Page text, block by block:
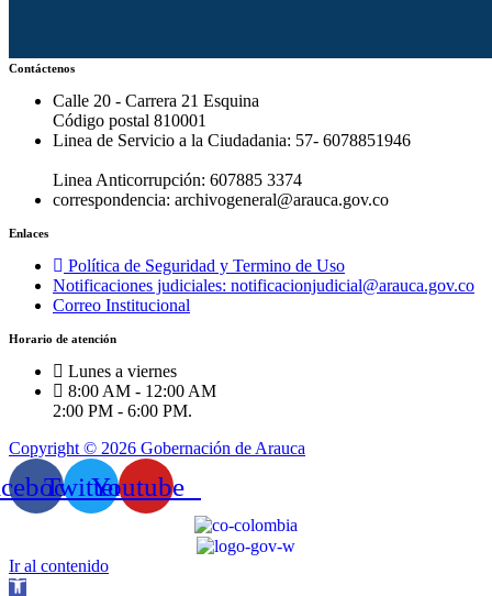
Contáctenos
Calle 20 - Carrera 21 Esquina
Código postal 810001
Linea de Servicio a la Ciudadania: 57- 6078851946
Linea Anticorrupción: 607885 3374
correspondencia: archivogeneral@arauca.gov.co
Enlaces
Política de Seguridad y Termino de Uso
Notificaciones judiciales: notificacionjudicial@arauca.gov.co
Correo Institucional
Horario de atención
Lunes a viernes
8:00 AM - 12:00 AM
2:00 PM - 6:00 PM.
Copyright © 2026 Gobernación de Arauca
TwitterYoutube
Ir al contenido
Abrir